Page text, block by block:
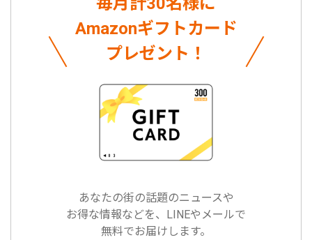
Amazonギフトカード
プレゼント！
あなたの街の話題のニュースや
お得な情報などを、LINEやメールで
無料でお届けします。